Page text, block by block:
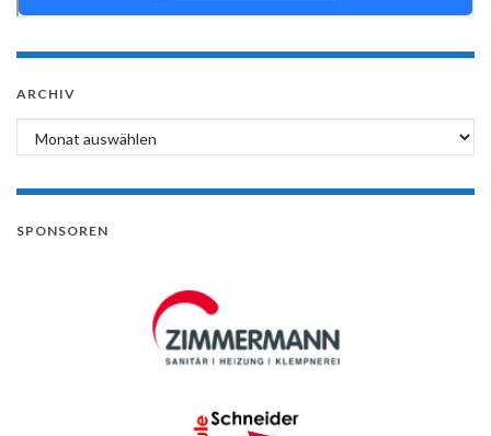
ARCHIV
Archiv
SPONSOREN